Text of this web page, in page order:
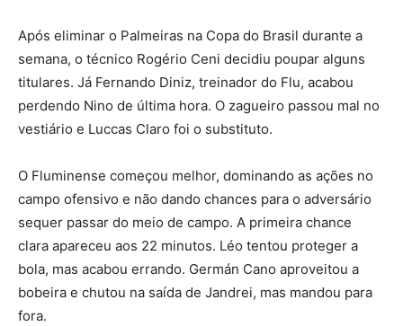
Após eliminar o Palmeiras na Copa do Brasil durante a
semana, o técnico Rogério Ceni decidiu poupar alguns
titulares. Já Fernando Diniz, treinador do Flu, acabou
perdendo Nino de última hora. O zagueiro passou mal no
vestiário e Luccas Claro foi o substituto.
O Fluminense começou melhor, dominando as ações no
campo ofensivo e não dando chances para o adversário
sequer passar do meio de campo. A primeira chance
clara apareceu aos 22 minutos. Léo tentou proteger a
bola, mas acabou errando. Germán Cano aproveitou a
bobeira e chutou na saída de Jandrei, mas mandou para
fora.